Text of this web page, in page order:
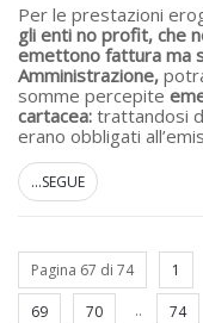
Per le prestazioni
gli enti no profit, che
emettono fattura ma
Amministrazione,
somme percepite
cartacea: trattandosi
erano obbligati
...SEGUE
Pagina 67 di 74 1
69 70 .. 74